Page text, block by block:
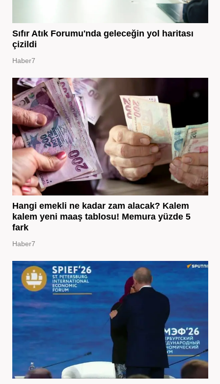
Sıfır Atık Forumu'nda geleceğin yol haritası
çizildi
Haber7
Hangi emekli ne kadar zam alacak? Kalem
kalem yeni maaş tablosu! Memura yüzde 5
fark
Haber7